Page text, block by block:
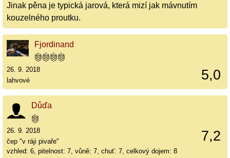
Jinak pěna je typická jarová, která mizí jak mávnutím
kouzelného proutku.
Fjordinand
5,0
26. 9. 2018
lahvové
Důďa
7,2
26. 9. 2018
čep "v ráji pivaře"
vzhled: 6, pitelnost: 7, vůně: 7, chuť: 7, celkový dojem: 8